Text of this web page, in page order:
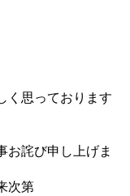
く思っております
お詫び申し上げま
次第